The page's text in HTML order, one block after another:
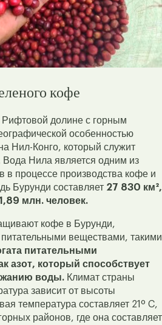
кофе
долине с горным
особенностью
Нил-Конго, который служит
Нила является одним из
в процессе производства кофе и
Бурунди составляет 27 830 км²,
млн. человек.
кофе в Бурунди,
питательными веществами, такими
питательными
азот, который способствует
воды. Климат страны
зависит от высоты
температура составляет 21º C,
районов, где она составляет